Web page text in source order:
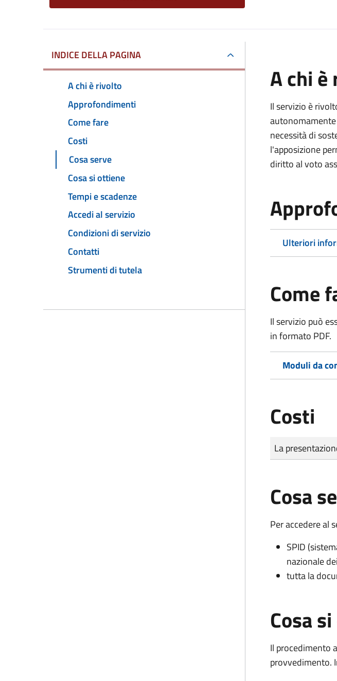
INDICE DELLA PAGINA
A chi è rivolto
Approfondimenti
Come fare
Costi
Cosa serve
Cosa si ottiene
Tempi e scadenze
Accedi al servizio
Condizioni di servizio
Contatti
Strumenti di tutela
A chi
Il servizio è
necessità di
l'apposizione
diritto al voto
Ulteriori
Come
Il servizio può
in formato PDF.
Moduli da
Costi
Tipo di
Importo
La
Cosa
Per accedere al
SPID
nazionale
tutta la
Cosa
Il procedimento
provvedimento.